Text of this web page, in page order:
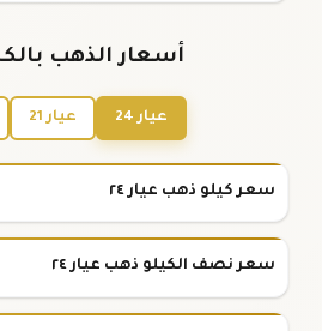
أسعار الذهب
عيار 24 عيار 21
سعر كيلو ذهب عيار ٢٤
سعر نصف الكيلو ذهب عيار ٢٤